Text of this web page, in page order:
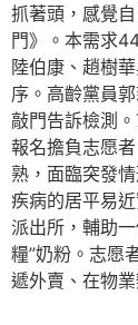
抓著頭，感覺
門》。本需求
陸伯康、趙樹
序。高齡黨員
敲門告訴檢測
報名擔負志愿
熟，面臨突發
疾病的居平易
派出所，輔助
糧”奶粉。志愿
遞外賣、在物